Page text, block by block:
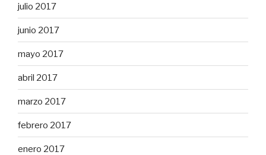
julio 2017
junio 2017
mayo 2017
abril 2017
marzo 2017
febrero 2017
enero 2017